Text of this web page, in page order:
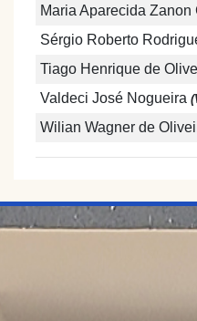
Maria Aparecida Zanon
Sérgio Roberto
Tiago Henrique de
Valdeci José Nogueira
Wilian Wagner de